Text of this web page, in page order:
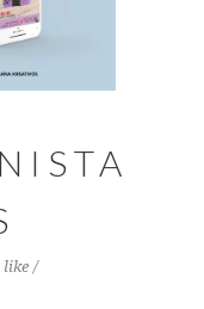
like